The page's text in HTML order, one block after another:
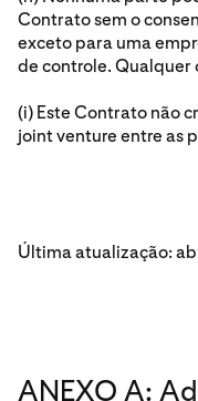
Contrato sem o
exceto para uma
de controle. Qualquer
(i) Este Contrato não
joint venture entre as
Última atualização:
ANEXO A: